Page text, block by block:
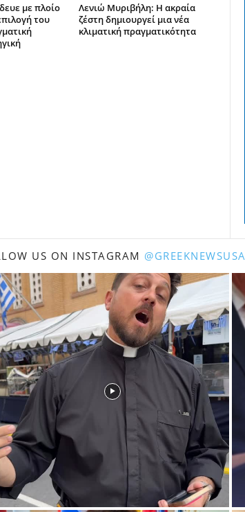
με πλοίο
του
Λενιώ Μυριβήλη: Η ακραία
ζέστη δημιουργεί μια νέα
κλιματική πραγματικότητα
US ON INSTAGRAM @GREEKNEWSUSA